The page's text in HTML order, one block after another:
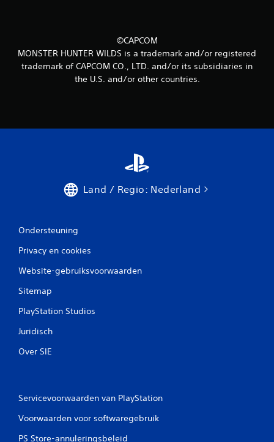
©CAPCOM
MONSTER HUNTER WILDS is a trademark and/or registered
trademark of CAPCOM CO., LTD. and/or its subsidiaries in
the U.S. and/or other countries.
Land / Regio: Nederland
Ondersteuning
Privacy en cookies
Website-gebruiksvoorwaarden
Sitemap
PlayStation Studios
Juridisch
Over SIE
Servicevoorwaarden van PlayStation
Voorwaarden voor softwaregebruik
PS Store-annuleringsbeleid